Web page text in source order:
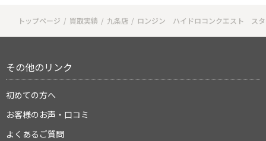
トップページ 買取実績 九条店 ロンジン ハイドロコンクエスト スタ
その他のリンク
初めての方へ
お客様のお声・口コミ
よくあるご質問